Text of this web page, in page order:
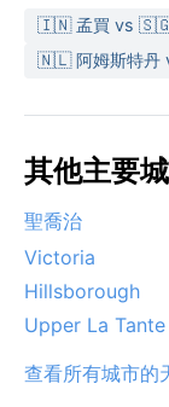
🇮🇳 孟買 vs 🇸🇬
🇳🇱 阿姆斯特丹
其他主要
聖喬治
Victoria
Hillsborough
Upper La Tante
查看所有城市的